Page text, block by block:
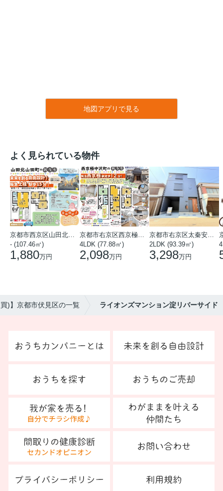
地図アプリで見る
よく見られている物件
- (107.46㎡)
1,880万円
4LDK (77.88㎡)
2,098万円
2LDK (93.39㎡)
3,298万円
)】京都市伏見区の一覧 ライオンズマンション淀リバーサイド